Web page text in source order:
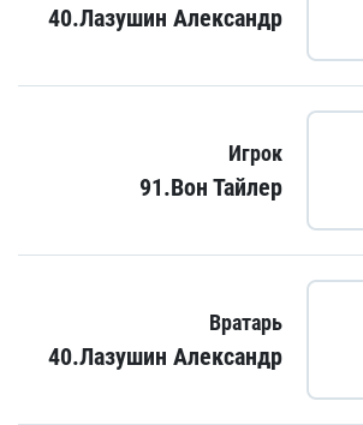
40.Лазушин Александр
Игрок
91.Вон Тайлер
Вратарь
40.Лазушин Александр